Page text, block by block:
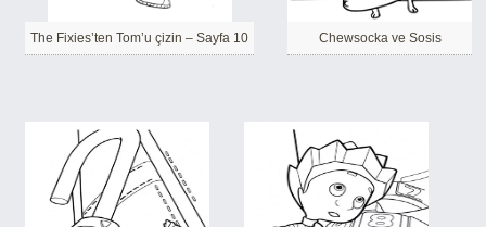
The Fixies’ten Tom’u çizin – Sayfa 10 Chewsocka ve Sosis